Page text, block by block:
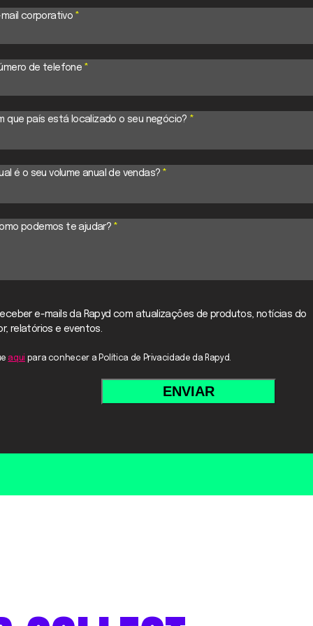
mail corporativo *
de telefone *
que país está localizado o seu negócio? *
é o seu volume anual de vendas? *
podemos te ajudar? *
e-mails da Rapyd com atualizações de produtos, notícias do
relatórios e eventos.
aqui para conhecer a Política de Privacidade da Rapyd.